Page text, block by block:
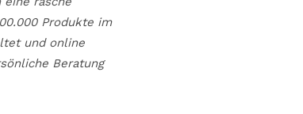
Produkte im
und online
Beratung